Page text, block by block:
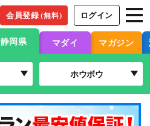
会員登録（無料） ログイン
静岡県 マダイ マガジン
ホウボウ